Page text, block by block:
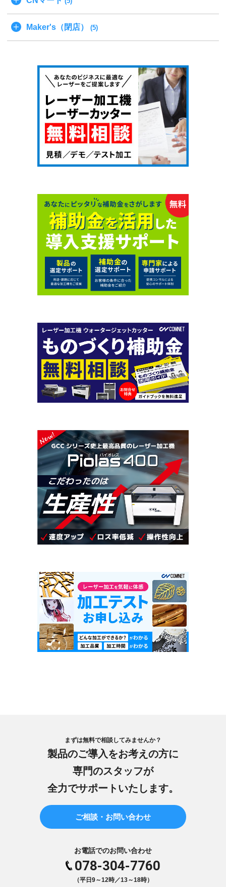
Maker's（閉店） (5)
まずは無料で相談してみませんか？
製品のご導入をお考えの方に
専門のスタッフが
全力でサポートいたします。
ご相談・お問い合わせ
お電話でのお問い合わせ
078-304-7760
（平日9～12時／13～18時）